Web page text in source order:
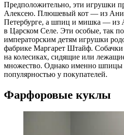
Предположительно, эти игрушки
Алексею. Плюшевый кот — из
Петербурге, а шпиц и мишка — из
в Царском Селе. Эти особые, так
императорским детям игрушки
фабрике Маргарет Штайф. Собачки
на колесиках, сидящие или
множество. Однако именно шпицы
популярностью у покупателей.
Фарфоровые куклы